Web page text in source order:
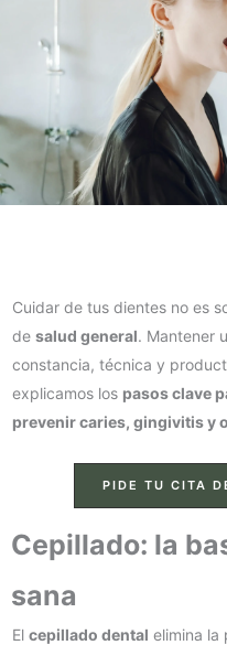
Cuidar de tus dientes no es
de salud general. Mantener
constancia, técnica y
explicamos los pasos clave
prevenir caries, gingivitis y
PIDE TU CITA
Cepillado: la
sana
El cepillado dental elimina la